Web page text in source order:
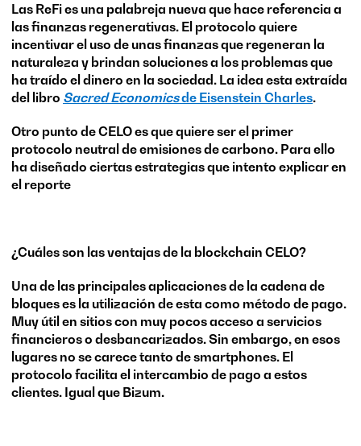
Las ReFi es una palabreja nueva que hace referencia a
las finanzas regenerativas. El protocolo quiere
incentivar el uso de unas finanzas que regeneran la
naturaleza y brindan soluciones a los problemas que
ha traído el dinero en la sociedad. La idea esta extraída
del libro Sacred Economicsde Eisenstein Charles.
Otro punto de CELO es que quiere ser el primer
protocolo neutral de emisiones de carbono. Para ello
ha diseñado ciertas estrategias que intento explicar en
el reporte
¿Cuáles son las ventajas de la blockchain CELO?
Una de las principales aplicaciones de la cadena de
bloques es la utilización de esta como método de pago.
Muy útil en sitios con muy pocos acceso a servicios
financieros o desbancarizados. Sin embargo, en esos
lugares no se carece tanto de smartphones. El
protocolo facilita el intercambio de pago a estos
clientes. Igual que Bizum.